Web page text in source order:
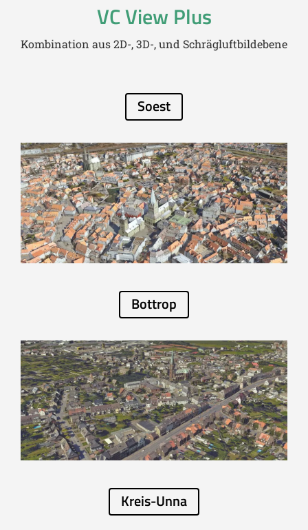
VC View Plus
Kombination aus 2D-, 3D-, und Schrägluftbildebene
Soest
Bottrop
Kreis-Unna